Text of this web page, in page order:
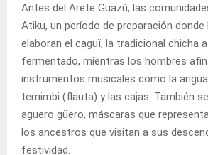
Antes del Arete Guazú, las
Atiku, un período de preparación donde
elaboran el caguï, la tradicional chicha
fermentado, mientras los hombres
instrumentos musicales como la
temimbi (flauta) y las cajas. También
aguero güero, máscaras que
los ancestros que visitan a sus
festividad.